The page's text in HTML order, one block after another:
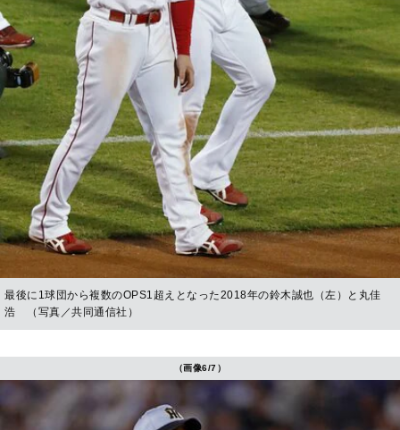
最後に1球団から複数のOPS1超えとなった2018年の鈴木誠也（左）と丸佳
浩 （写真／共同通信社）
（画像6/7）